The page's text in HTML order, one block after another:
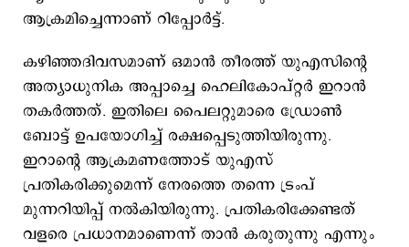
ആക്രമിച്ചെന്നാണ് റിപ്പോര്‍ട്ട്.
കഴിഞ്ഞദിവസമാണ് ഒമാൻ തീരത്ത് യുഎസിന്റെ
അത്യാധുനിക അപ്പാച്ചെ ഹെലികോപ്റ്റര്‍ ഇറാന്‍
തകര്‍ത്തത്. ഇതിലെ പൈലറ്റുമാരെ ഡ്രോൺ
ബോട്ട് ഉപയോഗിച്ച് രക്ഷപ്പെടുത്തിയിരുന്നു.
ഇറാന്റെ ആക്രമണത്തോട് യുഎസ്
പ്രതികരിക്കുമെന്ന് നേരത്തെ തന്നെ ട്രംപ്
മുന്നറിയിപ്പ് നൽകിയിരുന്നു. പ്രതികരിക്കേണ്ടത്
വളരെ പ്രധാനമാണെന്ന് താൻ കരുതുന്നു എന്നും